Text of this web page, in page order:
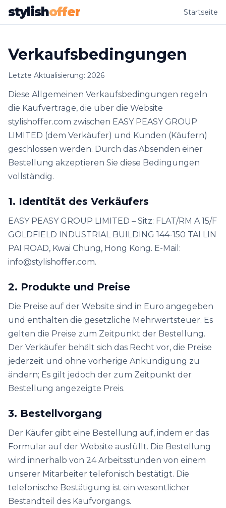
stylishoffer Startseite
Verkaufsbedingungen
Letzte Aktualisierung: 2026
Diese Allgemeinen Verkaufsbedingungen regeln
die Kaufverträge, die über die Website
stylishoffer.com zwischen EASY PEASY GROUP
LIMITED (dem Verkäufer) und Kunden (Käufern)
geschlossen werden. Durch das Absenden einer
Bestellung akzeptieren Sie diese Bedingungen
vollständig.
1. Identität des Verkäufers
EASY PEASY GROUP LIMITED – Sitz: FLAT/RM A 15/F
GOLDFIELD INDUSTRIAL BUILDING 144-150 TAI LIN
PAI ROAD, Kwai Chung, Hong Kong. E-Mail:
info@stylishoffer.com.
2. Produkte und Preise
Die Preise auf der Website sind in Euro angegeben
und enthalten die gesetzliche Mehrwertsteuer. Es
gelten die Preise zum Zeitpunkt der Bestellung.
Der Verkäufer behält sich das Recht vor, die Preise
jederzeit und ohne vorherige Ankündigung zu
ändern; Es gilt jedoch der zum Zeitpunkt der
Bestellung angezeigte Preis.
3. Bestellvorgang
Der Käufer gibt eine Bestellung auf, indem er das
Formular auf der Website ausfüllt. Die Bestellung
wird innerhalb von 24 Arbeitsstunden von einem
unserer Mitarbeiter telefonisch bestätigt. Die
telefonische Bestätigung ist ein wesentlicher
Bestandteil des Kaufvorgangs.